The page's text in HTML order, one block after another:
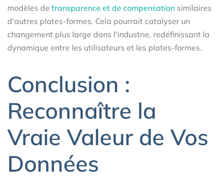
modèles de transparence et de compensation similaires
d'autres plates-formes. Cela pourrait catalyser un
changement plus large dans l'industrie, redéfinissant la
dynamique entre les utilisateurs et les plates-formes.
Conclusion :
Reconnaître la
Vraie Valeur de Vos
Données